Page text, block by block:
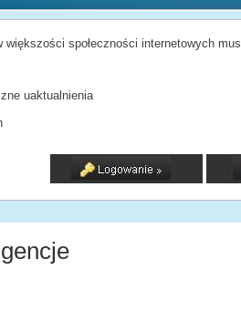
większości społeczności internetowych
uaktualnienia